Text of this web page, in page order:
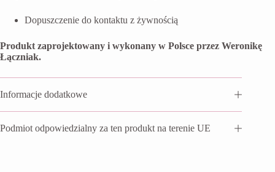
Dopuszczenie do kontaktu z żywnością
Produkt zaprojektowany i wykonany w Polsce przez Weronikę
Łączniak.
Informacje dodatkowe
Podmiot odpowiedzialny za ten produkt na terenie UE